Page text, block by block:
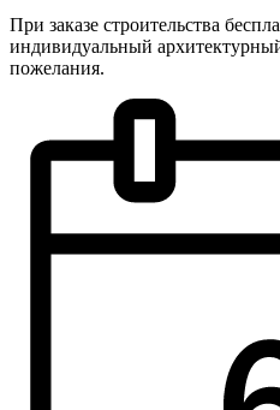
При заказе строительства
индивидуальный
пожелания.